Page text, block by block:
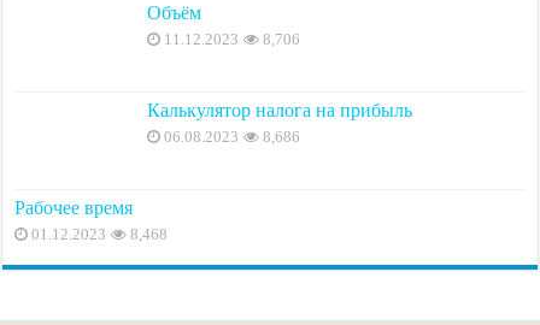
Объём
11.12.2023 8,706
Калькулятор налога на прибыль
06.08.2023 8,686
Рабочее время
01.12.2023 8,468